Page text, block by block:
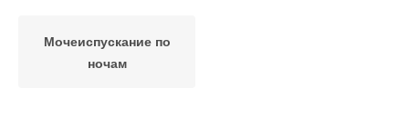
Мочеиспускание по
ночам